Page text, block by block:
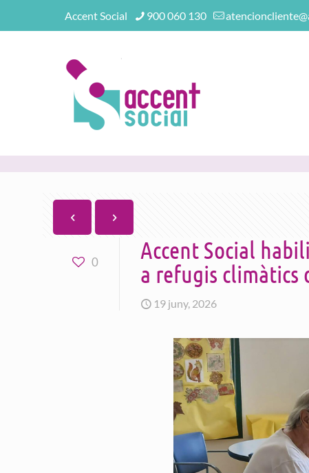
Accent Social 900 060 130
0
Accent Social
a refugis climàtics
19 juny, 2026